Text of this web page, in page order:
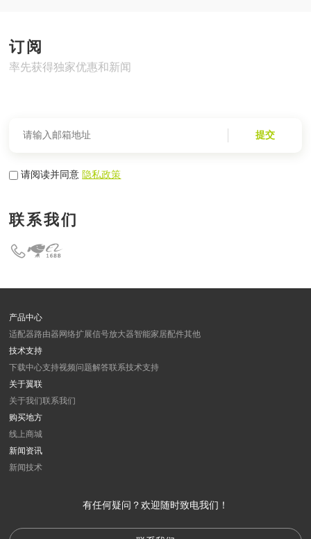
订阅
率先获得独家优惠和新闻
提交
请阅读并同意隐私政策
联系我们
产品中心
适配器路由器 网络扩展信号放大器智能家居配件其他
技术支持
下载中心支持视频问题解答联系技术支持
关于翼联
关于我们联系我们
购买地方
线上商城
新闻资讯
新闻技术
有任何疑问？欢迎随时致电我们！